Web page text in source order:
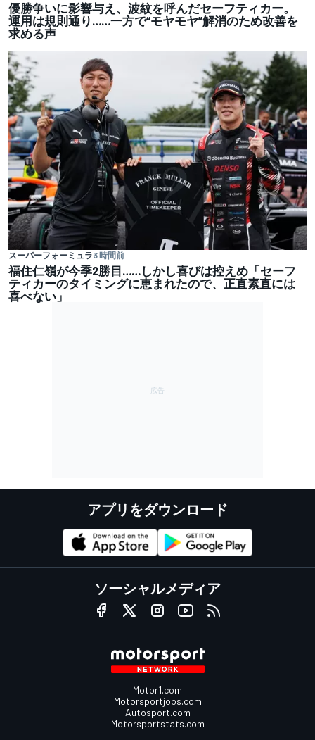
優勝争いに影響与え、波紋を呼んだセーフティカー。
運用は規則通り……一方で“モヤモヤ”解消のため改善を
求める声
スーパーフォーミュラ3 時間前
福住仁嶺が今季2勝目……しかし喜びは控えめ「セーフ
ティカーのタイミングに恵まれたので、正直素直には
喜べない」
アプリをダウンロード
ソーシャルメディア
Motor1.com
Motorsportjobs.com
Autosport.com
Motorsportstats.com